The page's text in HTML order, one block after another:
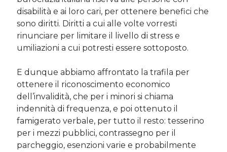
disabilità e ai loro cari, per ottenere benefici che
sono diritti. Diritti a cui alle volte vorresti
rinunciare per limitare il livello di stress e
umiliazioni a cui potresti essere sottoposto.
E dunque abbiamo affrontato la trafila per
ottenere il riconoscimento economico
dell’invalidità, che per i minori si chiama
indennità di frequenza, e poi ottenuto il
famigerato verbale, per tutto il resto: tesserino
per i mezzi pubblici, contrassegno per il
parcheggio, esenzioni varie e probabilmente